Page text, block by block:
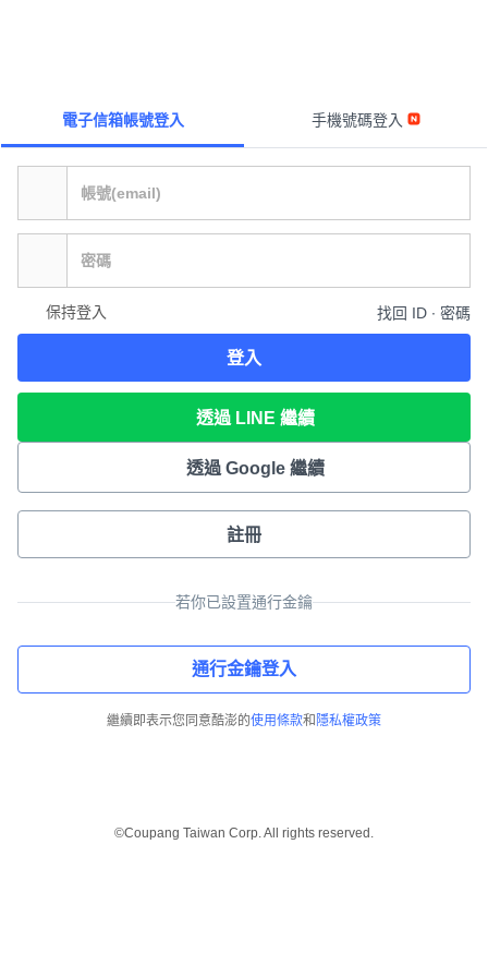
電子信箱帳號登入 手機號碼登入
保持登入 找回 ID ∙ 密碼
登入
透過 LINE 繼續
透過 Google 繼續
註冊
若你已設置通行金鑰
通行金鑰登入
繼續即表示您同意酷澎的使用條款和 隱私權政策
©Coupang Taiwan Corp. All rights reserved.